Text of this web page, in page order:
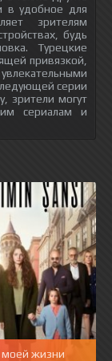
в удобное для
зрителям
будь
Турецкие
привязкой,
серии
зрители могут
сериалам и
жизни